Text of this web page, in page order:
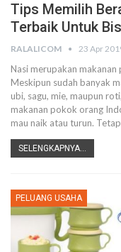
Tips Memilih
Terbaik Untuk
RALALICOM 23 Apr
Nasi merupakan
Meskipun sudah banyak
ubi, sagu, mie, maupun
makanan pokok orang
mau naik atau turun.
SELENGKAPNYA...
PELUANG USAHA